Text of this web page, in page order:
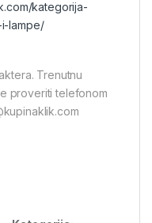
kategorija-
lampe/
Trenutnu
proveriti telefonom